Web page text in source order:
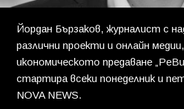
Йордан Бързаков, журналист с
различни проекти и онлайн
икономическото предаване
стартира всеки понеделник и
NOVA NEWS.